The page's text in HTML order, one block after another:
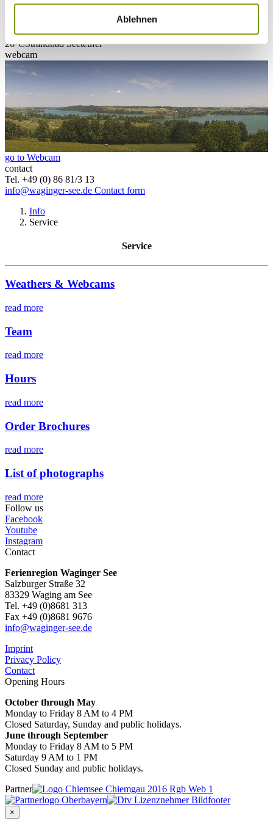
Ablehnen
Campingplatz Gut Horn
26°CStrandbad Seeteufel
webcam
go to Webcam
contact
Tel. +49 (0) 86 81/3 13
info@waginger-see.de Contact form
Info
Service
Service
Weathers & Webcams
read more
Team
read more
Hours
read more
Order Brochures
read more
List of photographs
read more
Follow us
Facebook
Youtube
Instagram
Contact
Ferienregion Waginger See
Salzburger Straße 32
83329 Waging am See
Tel. +49 (0)8681 313
Fax +49 (0)8681 9676
info@waginger-see.de
Imprint
Privacy Policy
Contact
Opening Hours
October through May
Monday to Friday 8 AM to 4 PM
Closed Saturday, Sunday and public holidays.
June through September
Monday to Friday 8 AM to 5 PM
Saturday 9 AM to 1 PM
Closed Sunday and public holidays.
Partner
×